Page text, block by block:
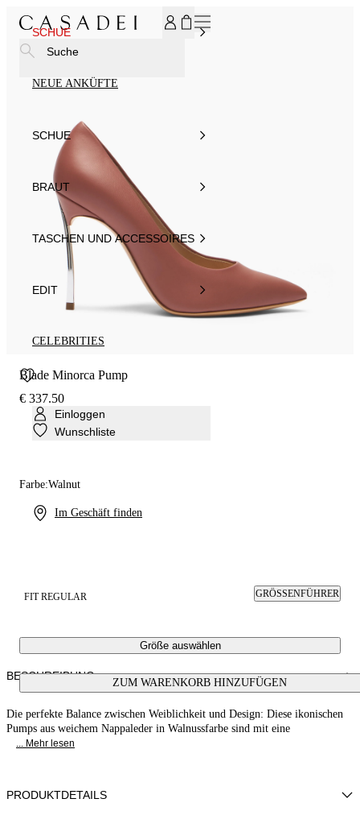
SCHUE
NEUE ANKÜFTE
SCHUE
BRAUT
TASCHEN UND ACCESSOIRES
EDIT
CELEBRITIES
Einloggen
Wunschliste
Im Geschäft finden
Suche
Blade Minorca Pump
€ 337.50
Farbe:Walnut
FIT REGULAR GRÖSSENFÜHRER
Größe auswählen
ZUM WARENKORB HINZUFÜGEN
BESCHREIBUNG
Die perfekte Balance zwischen Weiblichkeit und Design: Diese ikonischen
Pumps aus weichem Nappaleder in Walnussfarbe sind mit eine
... Mehr lesen
PRODUKTDETAILS